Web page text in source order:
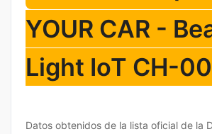
YOUR CAR -
Light IoT CH-
Datos obtenidos de la lista oficial de la